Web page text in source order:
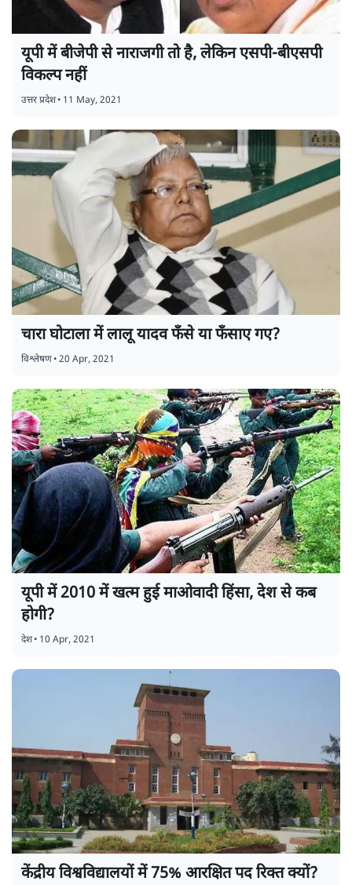
यूपी में बीजेपी से नाराजगी तो है, लेकिन एसपी-बीएसपी
विकल्प नहीं
उत्तर प्रदेश• 11 May, 2021
चारा घोटाला में लालू यादव फँसे या फँसाए गए?
विश्लेषण•20 Apr, 2021
यूपी में 2010 में खत्म हुई माओवादी हिंसा, देश से कब
होगी?
देश• 10 Apr, 2021
केंद्रीय विश्वविद्यालयों में 75% आरक्षित पद रिक्त क्यों?